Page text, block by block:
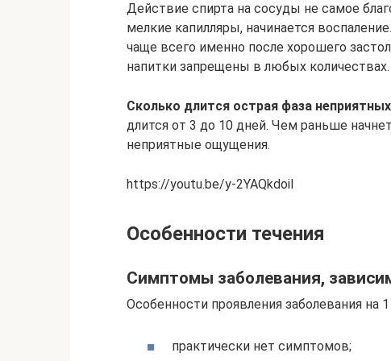
Действие спирта на сосуды не самое
мелкие капилляры, начинается
чаще всего именно после хорошего
напитки запрещены в любых количествах.
Сколько длится острая фаза
длится от 3 до 10 дней. Чем раньше
неприятные ощущения.
https://youtu.be/y-2YAQkdoiI
Особенности течения
Симптомы заболевания,
Особенности проявления заболевания на
практически нет симптомов;